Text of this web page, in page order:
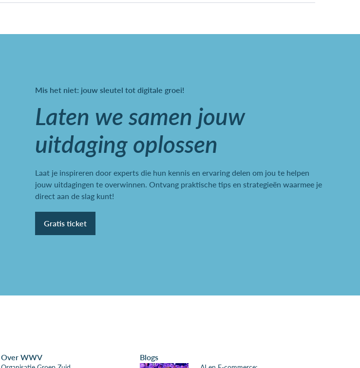
Mis het niet: jouw sleutel tot digitale groei!
Laten we samen jouw
uitdaging oplossen
Laat je inspireren door experts die hun kennis en ervaring delen om jou te helpen
jouw uitdagingen te overwinnen. Ontvang praktische tips en strategieën waarmee je
direct aan de slag kunt!
Gratis ticket
Over WWV Blogs